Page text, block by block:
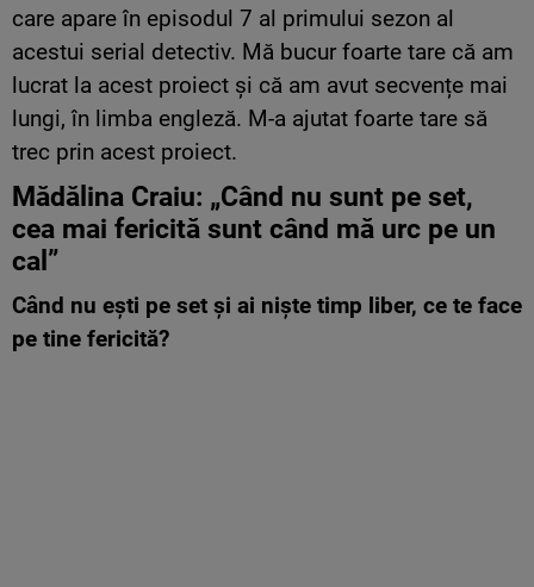
care apare în episodul 7 al primului sezon al
acestui serial detectiv. Mă bucur foarte tare că am
lucrat la acest proiect și că am avut secvențe mai
lungi, în limba engleză. M-a ajutat foarte tare să
trec prin acest proiect.
Mădălina Craiu: „Când nu sunt pe set,
cea mai fericită sunt când mă urc pe un
cal”
Când nu ești pe set și ai niște timp liber, ce te face
pe tine fericită?